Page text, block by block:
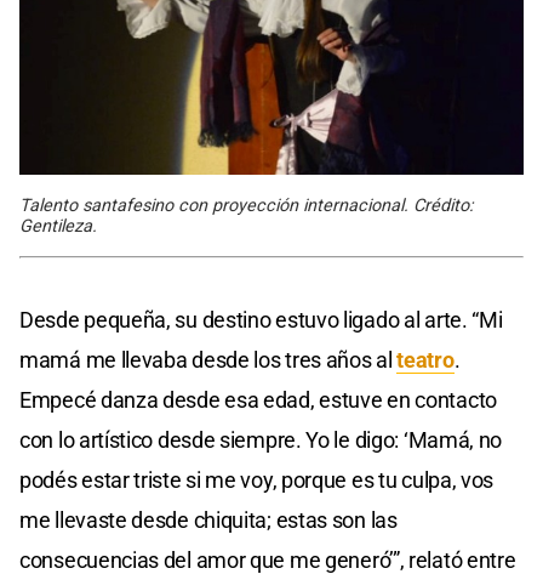
Talento santafesino con proyección internacional. Crédito:
Gentileza.
Desde pequeña, su destino estuvo ligado al arte. “Mi
mamá me llevaba desde los tres años alteatro.
Empecé danza desde esa edad, estuve en contacto
con lo artístico desde siempre. Yo le digo: ‘Mamá, no
podés estar triste si me voy, porque es tu culpa, vos
me llevaste desde chiquita; estas son las
consecuencias del amor que me generó’”, relató entre